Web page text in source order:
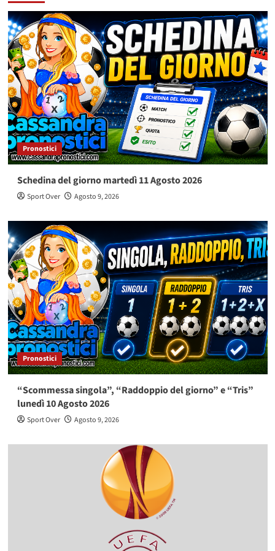
Pronostici
Schedina del giorno martedì 11 Agosto 2026
Sport Over Agosto 9, 2026
Pronostici
“Scommessa singola”, “Raddoppio del giorno” e “Tris”
lunedì 10 Agosto 2026
Sport Over Agosto 9, 2026